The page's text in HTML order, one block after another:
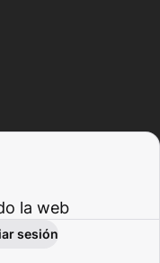
la web
sesión